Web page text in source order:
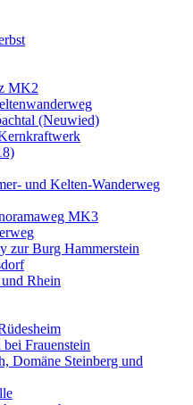
MK2
(Neuwied)
und Kelten-Wanderweg
MK3
zur Burg Hammerstein
Rhein
Frauenstein
Domäne Steinberg und